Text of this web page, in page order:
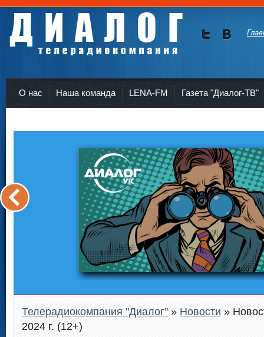
О нас Наша команда LENA-FM Газета "Диалог-ТВ"
Телерадиокомпания "Диалог" » Новости »
2024 г. (12+)